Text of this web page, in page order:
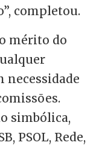
completou.
mérito do
necessidade
simbólica,
PSOL, Rede,